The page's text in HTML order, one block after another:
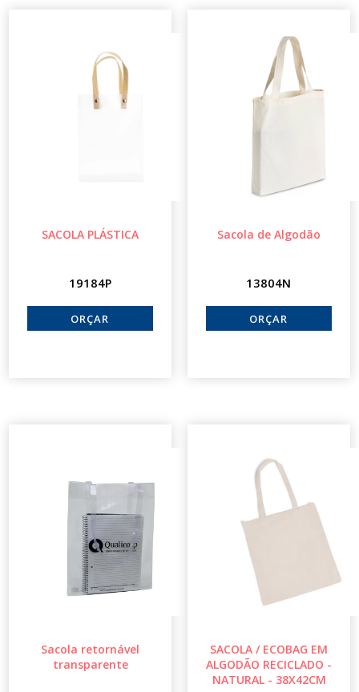
SACOLA PLÁSTICA
19184P
Sacola de Algodão
13804N
Sacola retornável
transparente
SACOLA / ECOBAG EM
ALGODÃO RECICLADO -
NATURAL - 38X42CM